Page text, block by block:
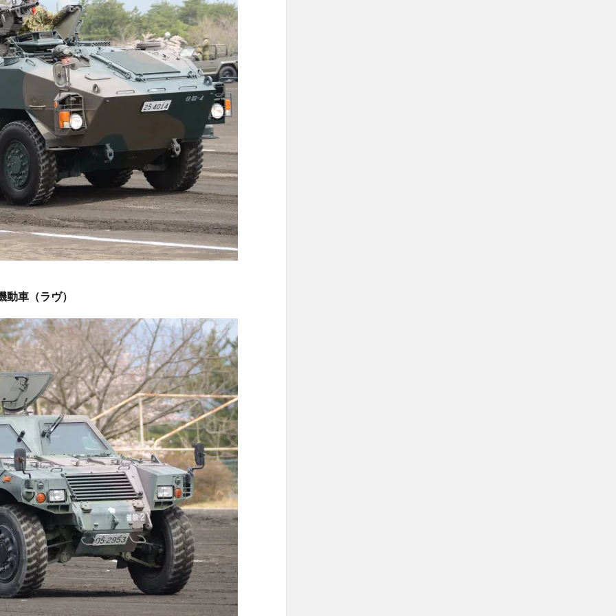
動車（ラヴ）